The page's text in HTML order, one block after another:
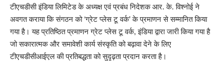
टीएचडीसी इंडिया लिमिटेड के अध्यक्ष एवं प्रबंध निदेशक आर. के. विश्नोई ने
अवगत कराया कि संगठन को ‘ग्रेट प्लेस टू वर्क’ के प्रमाणन से सम्‍मानित किया
गया है। यह प्रतिष्ठित प्रमाणन ग्रेट प्लेस टू वर्क, इंडिया द्वारा जारी किया गया है
जो सकारात्मक और समावेशी कार्य संस्कृति को बढ़ावा देने के लिए
टीएचडीसीआईएल की प्रतिबद्धता को सुदृढ़ता प्रदान करता है।